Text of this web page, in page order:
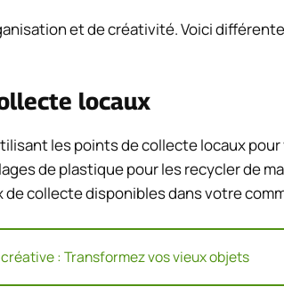
et de créativité. Voici
locaux
les points de collecte locaux
de plastique pour les recycler de
collecte disponibles dans votre
: Transformez vos vieux objets